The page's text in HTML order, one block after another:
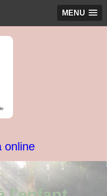
MENU
online